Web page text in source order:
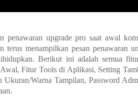
penawaran upgrade pro saat awal
terus menampilkan pesan penawaran
Berikut ini adalah semua
Fitur Tools di Aplikasi, Setting
Ukuran/Warna Tampilan, Password